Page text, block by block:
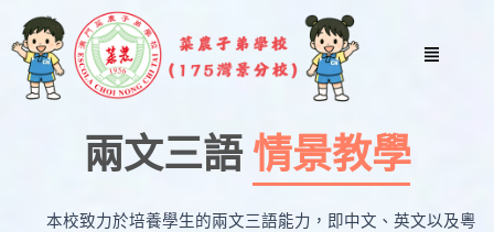
至
Menu
兩文三語 情景教學
本校致力於培養學生的兩文三語能力，即中文、英文以及粵